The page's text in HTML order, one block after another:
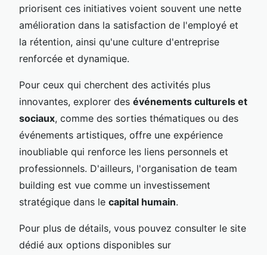
priorisent ces initiatives voient souvent une nette
amélioration dans la satisfaction de l'employé et
la rétention, ainsi qu'une culture d'entreprise
renforcée et dynamique.
Pour ceux qui cherchent des activités plus
innovantes, explorer des événements culturels et
sociaux, comme des sorties thématiques ou des
événements artistiques, offre une expérience
inoubliable qui renforce les liens personnels et
professionnels. D'ailleurs, l'organisation de team
building est vue comme un investissement
stratégique dans le capital humain.
Pour plus de détails, vous pouvez consulter le site
dédié aux options disponibles sur